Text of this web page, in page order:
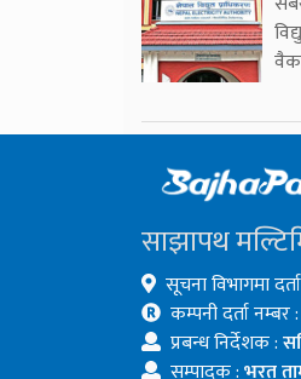
साझापथ
सूचना विभागमा
कम्पनी दर्ता नम्बर :
प्रबन्ध निर्देशक :
सम्पादक :भरत